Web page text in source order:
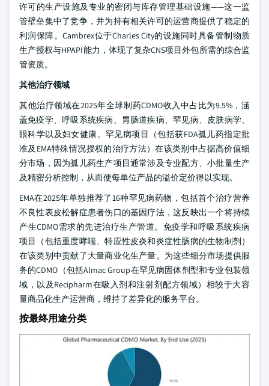
许可的生产设施及专业的密闭与库存管理基础设施——这一监
管壁垒集中了竞争，并为持有相关许可的运营商提供了稳定的
利润保障。Cambrex位于Charles City的设施同时具备管制物质
生产授权与HPAPI能力，体现了复杂CNS项目外包所需的综合监
管资质。
其他治疗领域
其他治疗领域在2025年全球制药CDMO收入中占比为9.5%，涵
盖免疫学、呼吸系统疾病、胃肠道疾病、罕见病、皮肤病学、
眼科学以及妇女健康。罕见病项目（包括获FDA孤儿药指定批
准及EMA特殊情况授权的治疗方法）在该类别中占据高价值细
分市场，因为孤儿药生产项目通常涉及专业配方、小批量生产
及精密分析控制，从而使每单位产品的溢价定价得以实现。
EMA在2025年单独推荐了16种罕见病药物，包括首个治疗营养
不良性表皮松解症患者伤口的基因疗法，这反映出一个将持续
产生CDMO需求的先进治疗生产管道。免疫学和呼吸系统疾病
项目（包括重度哮喘、特应性皮炎和炎症性肠病的生物制剂）
在该类别中贡献了大量商业化生产量。为这些细分市场提供服
务的CDMO（包括Almac Group在罕见病固体剂型和专业包装领
域，以及Recipharm在吸入剂和注射剂配方领域）相较于大容
量商品化生产运营商，维持了差异化的服务平台。
按最终用途分类